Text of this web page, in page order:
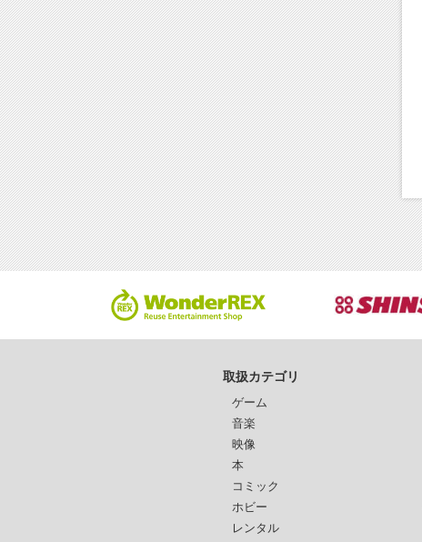
取扱カテゴリ
ゲーム
音楽
映像
本
コミック
ホビー
レンタル